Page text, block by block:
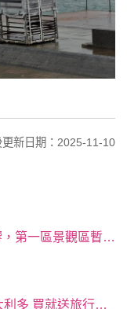
更新日期：2025-11-10
野柳地質公園11/10(一)因東北季風影響，第一區景觀區暫時封閉不開放
北區觀光圈六款套票新登場 二人同行大利多 買就送旅行登機箱 ITF旅展第二人半價